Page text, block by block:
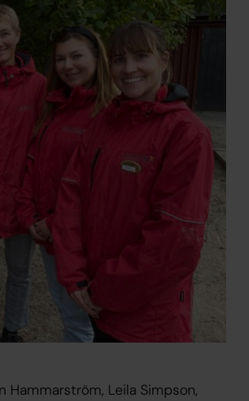
Hammarström, Leila Simpson,